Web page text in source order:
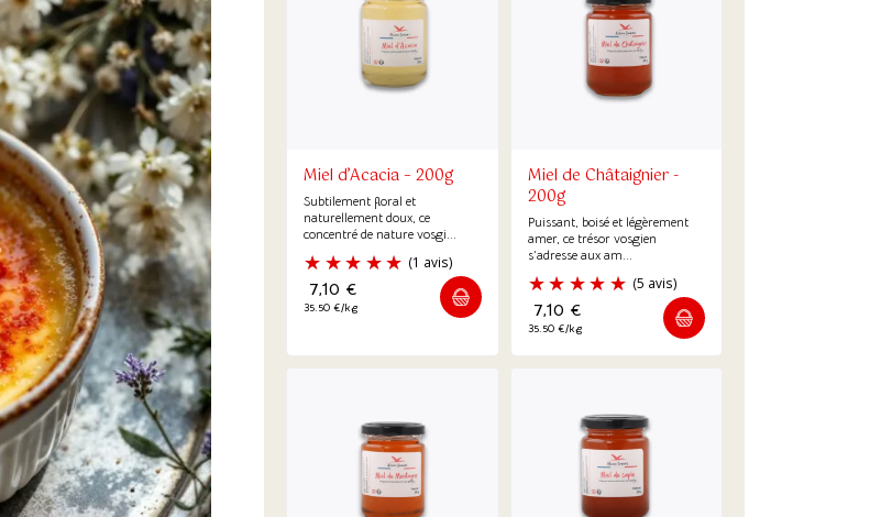
Miel d’Acacia – 200g
Subtilement floral et
naturellement doux, ce
concentré de nature vosgi...
(1 avis)
7,10 €
35.50 €/kg
Miel de Châtaignier -
200g
Puissant, boisé et légèrement
amer, ce trésor vosgien
s’adresse aux am...
7,10 €
35.50 €/kg